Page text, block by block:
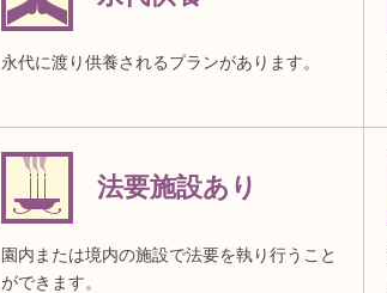
永代に渡り供養されるプランがあります。
法要施設あり
園内または境内の施設で法要を執り行うこと
ができます。